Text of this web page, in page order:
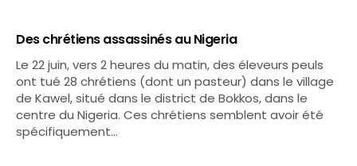
Des chrétiens assassinés au Nigeria
Le 22 juin, vers 2 heures du matin, des éleveurs peuls
ont tué 28 chrétiens (dont un pasteur) dans le village
de Kawel, situé dans le district de Bokkos, dans le
centre du Nigeria. Ces chrétiens semblent avoir été
spécifiquement…